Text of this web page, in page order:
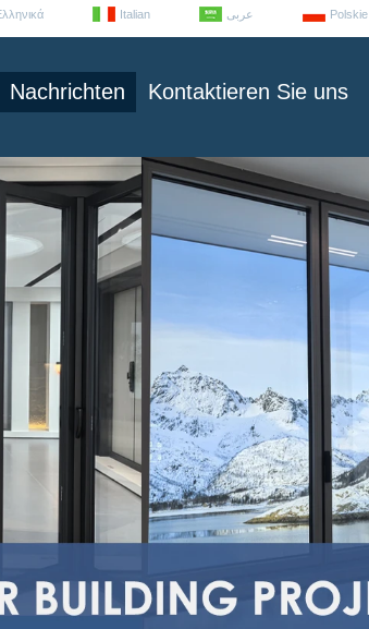
Italian عربى Polskie
Nachrichten Kontaktieren Sie uns